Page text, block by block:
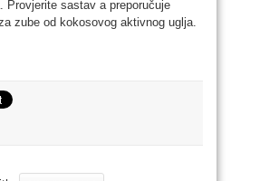
Provjerite sastav a preporučuje
zube od kokosovog aktivnog uglja.